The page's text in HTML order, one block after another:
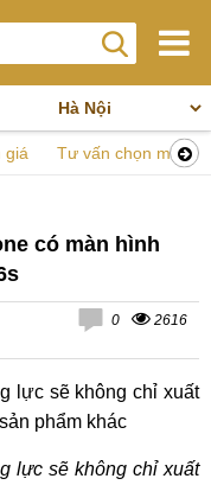
giá Tư vấn chọn mua
có màn hình
0 2616
lực sẽ không chỉ xuất
phẩm khác
lực sẽ không chỉ xuất